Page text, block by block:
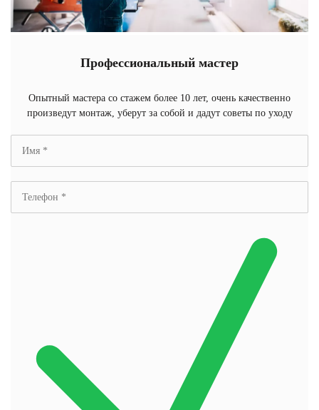
Профессиональный мастер
Опытный мастера со стажем более 10 лет, очень качественно
произведут монтаж, уберут за собой и дадут советы по уходу